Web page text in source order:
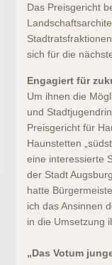
Das Preisgericht
sich für die
Engagiert für
Um ihnen die
und
Preisgericht für
Haunstetten
eine interessierte
der Stadt
hatte
ich das Ansinnen
in die Umsetzung
„Das Votum